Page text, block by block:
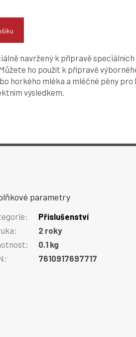
navržený k přípravě speciálních
ho použít k přípravě
horkého mléka a mléčné pěny pro
výsledkem.
parametry
:
Příslušenství
:
2 roky
:
0.1 kg
: 7610917697717